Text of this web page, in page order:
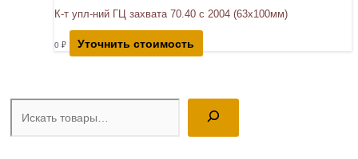
Поиск
К-т упл-ний ГЦ захвата 70.40 с 2004 (63х100мм)
0 ₽ Уточнить стоимость